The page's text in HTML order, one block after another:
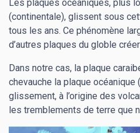
Les plaques océaniques, plus
(continentale), glissent sous
tous les ans. Ce phénomène
d’autres plaques du globle
Dans notre cas, la plaque
chevauche la plaque océanique
glissement, à l’origine des
les tremblements de terre que